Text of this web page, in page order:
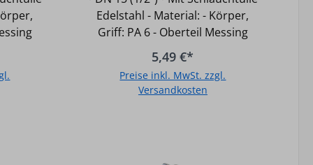
Edelstahl - Material: - Körper,
Griff: PA 6 - Oberteil Messing
5,49 €*
Preise inkl. MwSt. zzgl.
Versandkosten